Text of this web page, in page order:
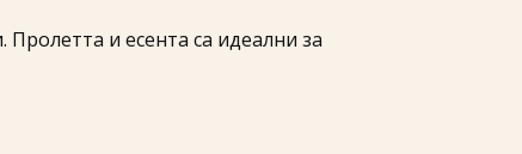
и есента са идеални за